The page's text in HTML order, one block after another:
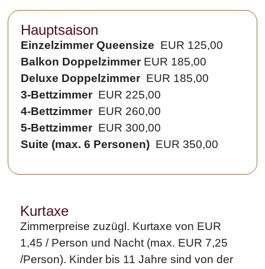
Hauptsaison
Einzelzimmer Queensize EUR 125,00
Balkon Doppelzimmer EUR 185,00
Deluxe DoppelzimmerEUR 185,00
3-BettzimmerEUR 225,00
4-BettzimmerEUR 260,00
5-BettzimmerEUR 300,00
Suite (max. 6 Personen) EUR 350,00
Kurtaxe
Zimmerpreise zuzügl. Kurtaxe von EUR
1,45 / Person und Nacht (max. EUR 7,25
/Person). Kinder bis 11 Jahre sind von der